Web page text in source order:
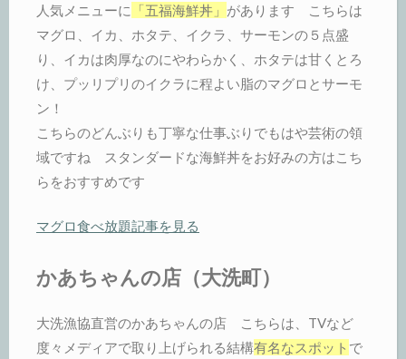
人気メニューに
「五福海鮮丼」 があります こちらは
マグロ、イカ、ホタテ、イクラ、サーモンの５点盛
り、イカは肉厚なのにやわらかく、ホタテは甘くとろ
け、プッリプリのイクラに程よい脂のマグロとサーモ
ン！
こちらのどんぶりも丁寧な仕事ぶりでもはや芸術の領
域ですね スタンダードな海鮮丼をお好みの方はこち
らをおすすめです
マグロ食べ放題記事を見る
かあちゃんの店（大洗町）
大洗漁協直営のかあちゃんの店 こちらは、TVなど
度々メディアで取り上げられる結構有名なスポット で